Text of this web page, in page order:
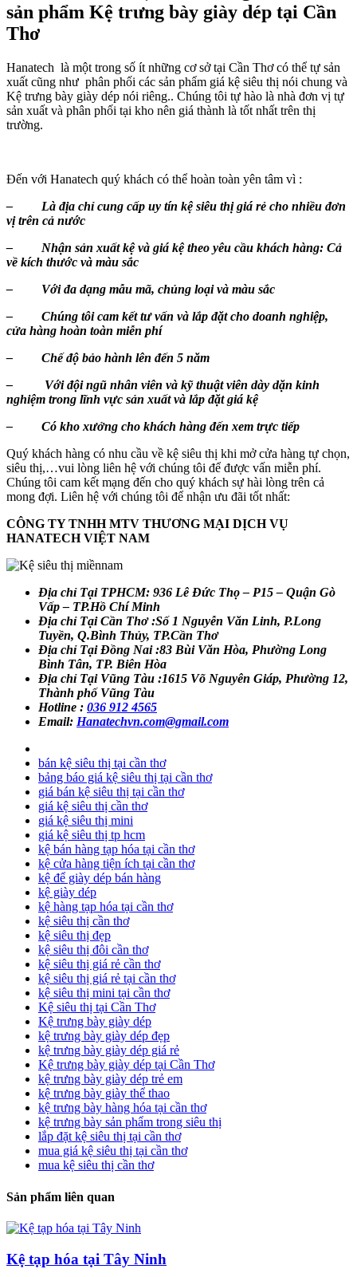
sản phẩm Kệ trưng bày giày dép tại Cần
Thơ
Hanatech là một trong số ít những cơ sở tại Cần Thơ có thể tự sản
xuất cũng như phân phối các sản phẩm giá kệ siêu thị nói chung và
Kệ trưng bày giày dép nói riêng.. Chúng tôi tự hào là nhà đơn vị tự
sản xuất và phân phối tại kho nên giá thành là tốt nhất trên thị
trường.
Đến với Hanatech quý khách có thể hoàn toàn yên tâm vì :
– Là địa chỉ cung cấp uy tín kệ siêu thị giá rẻ cho nhiều đơn
vị trên cả nước
– Nhận sản xuất kệ và giá kệ theo yêu cầu khách hàng: Cả
về kích thước và màu sắc
– Với đa dạng mẫu mã, chủng loại và màu sắc
– Chúng tôi cam kết tư vấn và lắp đặt cho doanh nghiệp,
cửa hàng hoàn toàn miễn phí
– Chế độ bảo hành lên đến 5 năm
– Với đội ngũ nhân viên và kỹ thuật viên dày dặn kinh
nghiệm trong lĩnh vực sản xuất và lắp đặt giá kệ
– Có kho xưởng cho khách hàng đến xem trực tiếp
Quý khách hàng có nhu cầu về kệ siêu thị khi mở cửa hàng tự chọn,
siêu thị,…vui lòng liên hệ với chúng tôi để được vấn miễn phí.
Chúng tôi cam kết mạng đến cho quý khách sự hài lòng trên cả
mong đợi. Liên hệ với chúng tôi để nhận ưu đãi tốt nhất:
CÔNG TY TNHH MTV THƯƠNG MẠI DỊCH VỤ
HANATECH VIỆT NAM
Địa chỉ Tại TPHCM: 936 Lê Đức Thọ – P15 – Quận Gò
Vấp – TP.Hồ Chí Minh
Địa chỉ Tại Cần Thơ :Số 1 Nguyễn Văn Linh, P.Long
Tuyền, Q.Bình Thủy, TP.Cần Thơ
Địa chỉ Tại Đồng Nai :83 Bùi Văn Hòa, Phường Long
Bình Tân, TP. Biên Hòa
Địa chỉ Tại Vũng Tàu :1615 Võ Nguyên Giáp, Phường 12,
Thành phố Vũng Tàu
Hotline : 036 912 4565
Email: Hanatechvn.com@gmail.com
bán kệ siêu thị tại cần thơ
bảng báo giá kệ siêu thị tại cần thơ
giá bán kệ siêu thị tại cần thơ
giá kệ siêu thị cần thơ
giá kệ siêu thị mini
giá kệ siêu thị tp hcm
kệ bán hàng tạp hóa tại cần thơ
kệ cửa hàng tiện ích tại cần thơ
kệ để giày dép bán hàng
kệ giày dép
kệ hàng tạp hóa tại cần thơ
kệ siêu thị cần thơ
kệ siêu thị đẹp
kệ siêu thị đôi cần thơ
kệ siêu thị giá rẻ cần thơ
kệ siêu thị giá rẻ tại cần thơ
kệ siêu thị mini tại cần thơ
Kệ siêu thị tại Cần Thơ
Kệ trưng bày giày dép
kệ trưng bày giày dép đẹp
kệ trưng bày giày dép giá rẻ
Kệ trưng bày giày dép tại Cần Thơ
kệ trưng bày giày dép trẻ em
kệ trưng bày giày thể thao
kệ trưng bày hàng hóa tại cần thơ
kệ trưng bày sản phẩm trong siêu thị
lắp đặt kệ siêu thị tại cần thơ
mua giá kệ siêu thị tại cần thơ
mua kệ siêu thị cần thơ
Sản phẩm liên quan
Kệ tạp hóa tại Tây Ninh